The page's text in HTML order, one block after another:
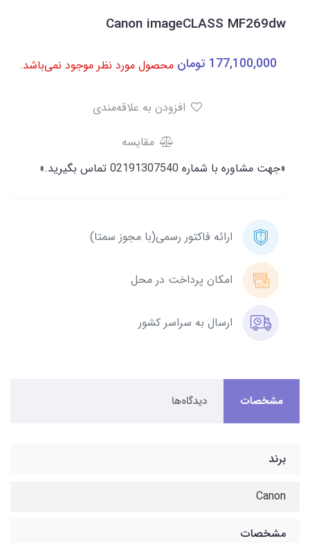
Canon imageCLASS MF269dw
177,100,000 تومان محصول مورد نظر موجود نمی‌باشد.
مقایسه
«جهت مشاوره با شماره 02191307540 تماس بگیرید.»
ارائه فاکتور رسمی(با مجوز سمتا)
امکان پرداخت در محل
ارسال به سراسر کشور
مشخصات دیدگاه‌ها
برند
Canon
مشخصات